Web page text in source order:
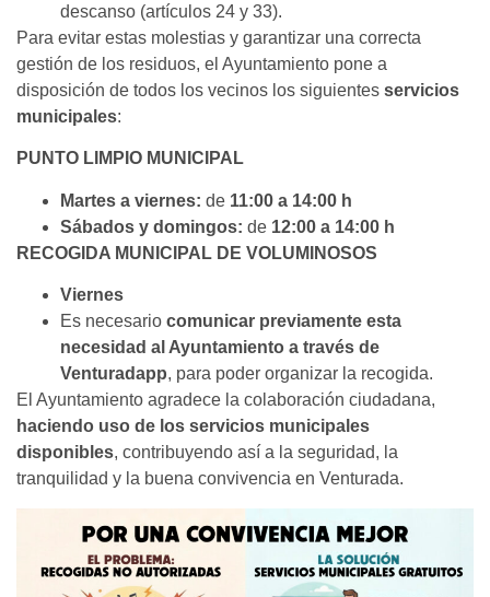
descanso (artículos 24 y 33).
Para evitar estas molestias y garantizar una correcta
gestión de los residuos, el Ayuntamiento pone a
disposición de todos los vecinos los siguientes servicios
municipales:
PUNTO LIMPIO MUNICIPAL
Martes a viernes: de 11:00 a 14:00 h
Sábados y domingos: de 12:00 a 14:00 h
RECOGIDA MUNICIPAL DE VOLUMINOSOS
Viernes
Es necesario comunicar previamente esta
necesidad al Ayuntamiento a través de
Venturadapp, para poder organizar la recogida.
El Ayuntamiento agradece la colaboración ciudadana,
haciendo uso de los servicios municipales
disponibles, contribuyendo así a la seguridad, la
tranquilidad y la buena convivencia en Venturada.